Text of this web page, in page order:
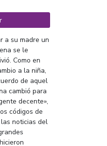
a su madre un
se le
Como en
a la niña,
de aquel
cambió para
decente»,
códigos de
noticias del